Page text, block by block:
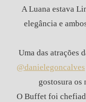
A Luana estava
elegância e
Uma das atrações
@danielegoncalves
gostosura os
O Buffet foi